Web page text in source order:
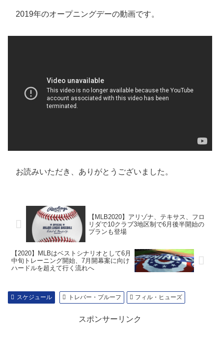
2019年のオープニングデーの動画です。
お読みいただき、ありがとうございました。
【MLB2020】アリゾナ、テキサス、フロ
リダで10クラブ3地区制で6月後半開始の
プランも登場
【2020】MLBはベストシナリオとして6月
中旬トレーニング開始、7月開幕案に向け
ハードルを超えて行く流れへ
スケジュール トレバー・プルーフ フィル・ヒューズ
スポンサーリンク